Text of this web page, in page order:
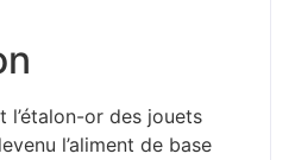
l’étalon-or des jouets
l’aliment de base